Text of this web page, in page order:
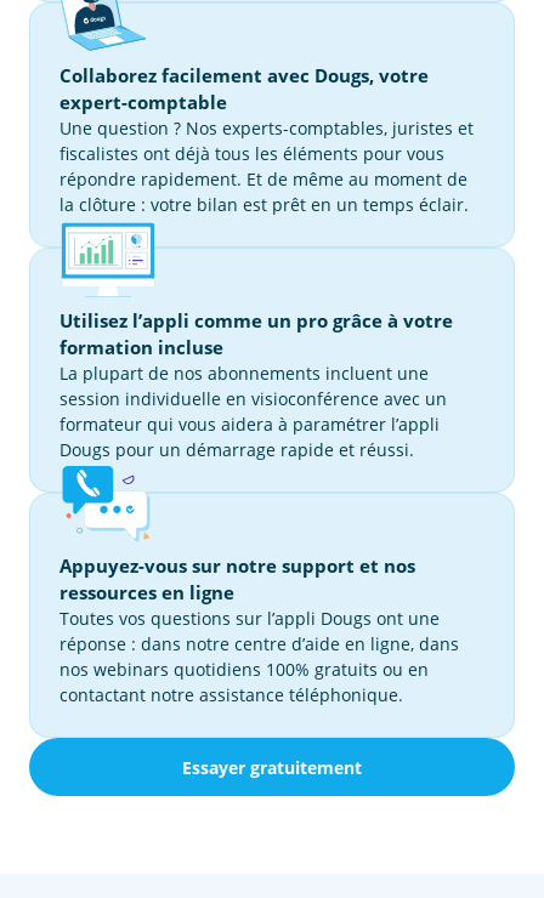
Collaborez facilement avec Dougs, votre
expert-comptable
Une question ? Nos experts-comptables, juristes et
fiscalistes ont déjà tous les éléments pour vous
répondre rapidement. Et de même au moment de
la clôture : votre bilan est prêt en un temps éclair.
Utilisez l’appli comme un pro grâce à votre
formation incluse
La plupart de nos abonnements incluent une
session individuelle en visioconférence avec un
formateur qui vous aidera à paramétrer l’appli
Dougs pour un démarrage rapide et réussi.
Appuyez-vous sur notre support et nos
ressources en ligne
Toutes vos questions sur l’appli Dougs ont une
réponse : dans notre centre d’aide en ligne, dans
nos webinars quotidiens 100% gratuits ou en
contactant notre assistance téléphonique.
Essayer gratuitement